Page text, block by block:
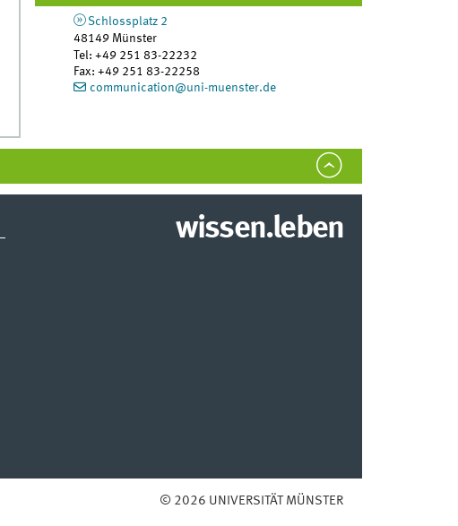
Schlossplatz 2
48149 Münster
Tel:+49 251 83-22232
Fax:+49 251 83-22258
communication@uni-muenster.de
wissen.leben
© 2026 UNIVERSITÄT MÜNSTER